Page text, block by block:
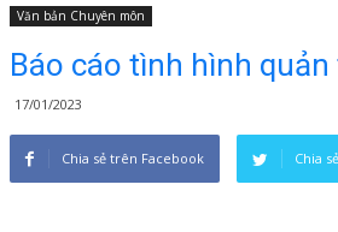
Văn bản Chuyên môn
Báo cáo tình hình
17/01/2023
Chia sẻ trên Facebook Chia